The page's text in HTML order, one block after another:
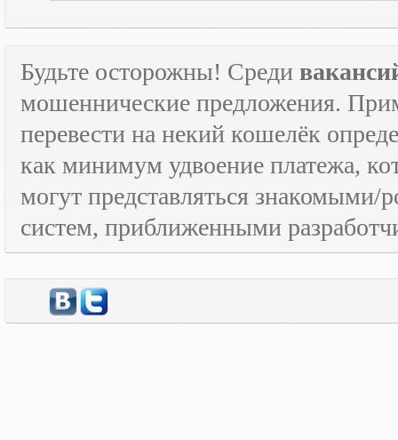
Будьте осторожны! Среди
мошеннические предложения.
перевести на некий кошелёк
как минимум удвоение платежа,
могут представляться знакомыми/
систем, приближенными